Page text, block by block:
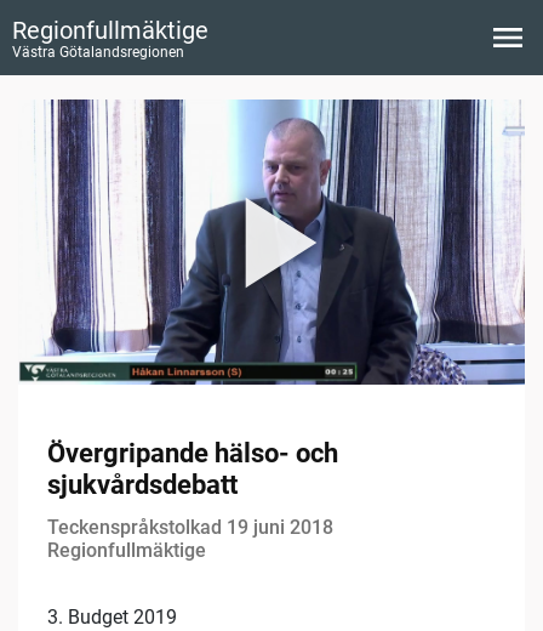
Regionfullmäktige
Västra Götalandsregionen
Övergripande hälso- och
sjukvårdsdebatt
Teckenspråkstolkad 19 juni 2018
Regionfullmäktige
3. Budget 2019